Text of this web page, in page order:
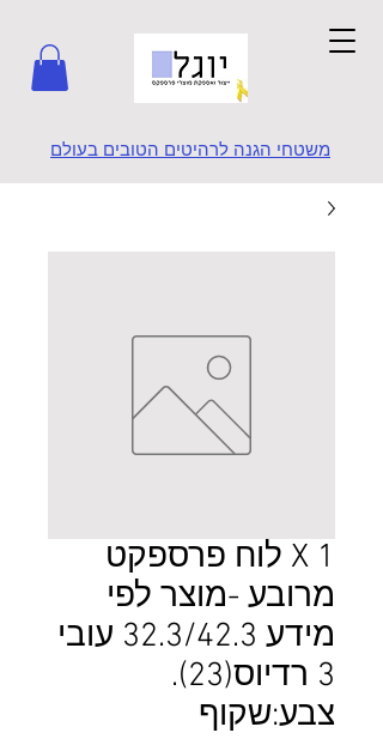
משטחי הגנה לרהיטים הטובים בעולם
1 X לוח פרספקט
מרובע -מוצר לפי
מידע 32.3/42.3 עובי
3 רדיוס(23).
צבע:שקוף